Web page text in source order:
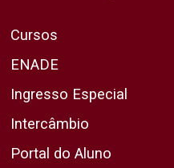
Cursos
ENADE
Ingresso Especial
Intercâmbio
Portal do Aluno